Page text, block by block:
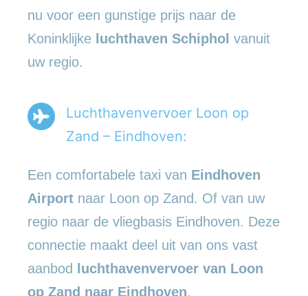
nu voor een gunstige prijs naar de
Koninklijke luchthaven Schiphol vanuit
uw regio.
Luchthavenvervoer Loon op
Zand – Eindhoven:
Een comfortabele taxi van Eindhoven
Airport naar Loon op Zand. Of van uw
regio naar de vliegbasis Eindhoven. Deze
connectie maakt deel uit van ons vast
aanbod
luchthavenvervoer van Loon
op Zand naar Eindhoven.